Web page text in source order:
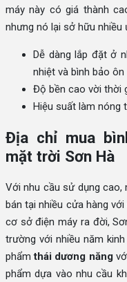
máy này có giá thành
nhưng nó lại sở hữu nhiều
Dễ dàng lắp đặt ở
nhiệt và bình bảo ôn
Độ bền cao vời thời
Hiệu suất làm nóng
Địa chỉ mua
mặt trời Sơn Hà
Với nhu cầu sử dụng
bán tại nhiều cửa hàng
cơ sở điện máy ra đời,
trường với nhiều năm
phẩmthái dương năng
phẩm dựa vào nhu cầu